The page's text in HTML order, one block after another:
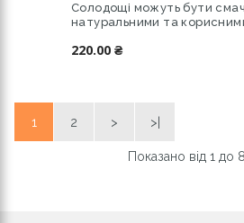
Солодощі можуть бути
натуральними та
220.00 ₴
1 2 > >|
Показано від 1 до